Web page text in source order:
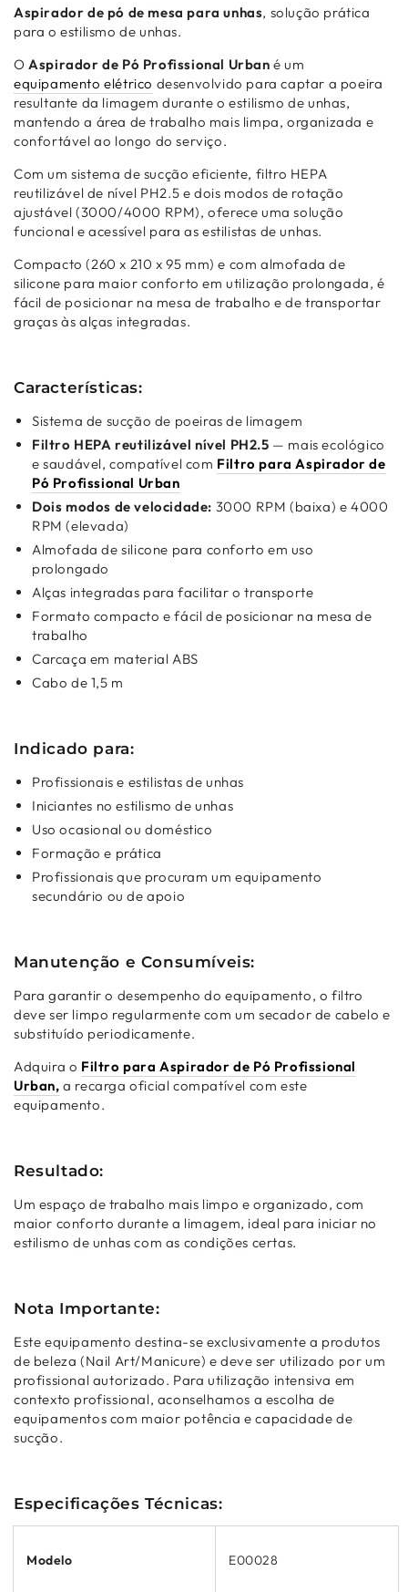
Aspirador de pó de mesa para unhas, solução prática
para o estilismo de unhas.
OAspirador de Pó Profissional Urban é um
equipamento elétrico desenvolvido para captar a poeira
resultante da limagem durante o estilismo de unhas,
mantendo a área de trabalho mais limpa, organizada e
confortável ao longo do serviço.
Com um sistema de sucção eficiente, filtro HEPA
reutilizável de nível PH2.5 e dois modos de rotação
ajustável (3000/4000 RPM), oferece uma solução
funcional e acessível para as estilistas de unhas.
Compacto (260 x 210 x 95 mm) e com almofada de
silicone para maior conforto em utilização prolongada, é
fácil de posicionar na mesa de trabalho e de transportar
graças às alças integradas.
Características:
Sistema de sucção de poeiras de limagem
Filtro HEPA reutilizável nível PH2.5 — mais ecológico
e saudável, compatível com Filtro para Aspirador de
Pó Profissional Urban
Dois modos de velocidade: 3000 RPM (baixa) e 4000
RPM (elevada)
Almofada de silicone para conforto em uso
prolongado
Alças integradas para facilitar o transporte
Formato compacto e fácil de posicionar na mesa de
trabalho
Carcaça em material ABS
Cabo de 1,5 m
Indicado para:
Profissionais e estilistas de unhas
Iniciantes no estilismo de unhas
Uso ocasional ou doméstico
Formação e prática
Profissionais que procuram um equipamento
secundário ou de apoio
Manutenção e Consumíveis:
Para garantir o desempenho do equipamento, o filtro
deve ser limpo regularmente com um secador de cabelo e
substituído periodicamente.
Adquira o Filtro para Aspirador de Pó Profissional
Urban, a recarga oficial compatível com este
equipamento.
Resultado:
Um espaço de trabalho mais limpo e organizado, com
maior conforto durante a limagem, ideal para iniciar no
estilismo de unhas com as condições certas.
Nota Importante:
Este equipamento destina-se exclusivamente a produtos
de beleza (Nail Art/Manicure) e deve ser utilizado por um
profissional autorizado. Para utilização intensiva em
contexto profissional, aconselhamos a escolha de
equipamentos com maior potência e capacidade de
sucção.
Especificações Técnicas:
Modelo E00028